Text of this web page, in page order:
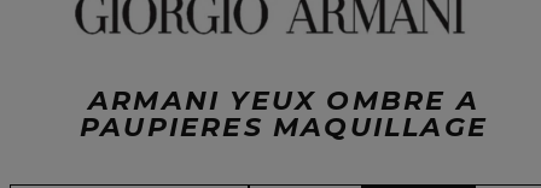
ARMANI YEUX OMBRE A
PAUPIERES MAQUILLAGE